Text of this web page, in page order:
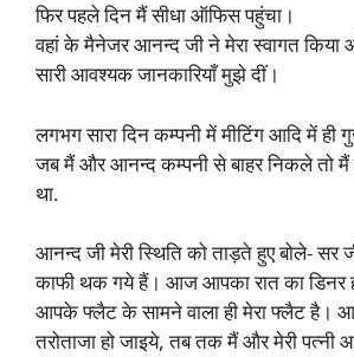
फिर पहले दिन मैं सीधा ऑफिस पहुंचा।
वहां के मैनेजर आनन्द जी ने मेरा स्वागत किया
सारी आवश्यक जानकारियाँ मुझे दीं।
लगभग सारा दिन कम्पनी में मीटिंग आदि में ही
जब मैं और आनन्द कम्पनी से बाहर निकले तो
था.
आनन्द जी मेरी स्थिति को ताड़ते हुए बोले- सर
काफी थक गये हैं। आज आपका रात का डिनर
आपके फ्लैट के सामने वाला ही मेरा फ्लैट है।
तरोताजा हो जाइये, तब तक मैं और मेरी पत्नी